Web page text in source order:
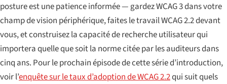
posture est une patience informée — gardez WCAG 3 dans votre
champ de vision périphérique, faites le travail WCAG 2.2 devant
vous, et construisez la capacité de recherche utilisateur qui
importera quelle que soit la norme citée par les auditeurs dans
cinq ans. Pour le prochain épisode de cette série d’introduction,
voir l’enquête sur le taux d’adoption de WCAG 2.2qui suit quels